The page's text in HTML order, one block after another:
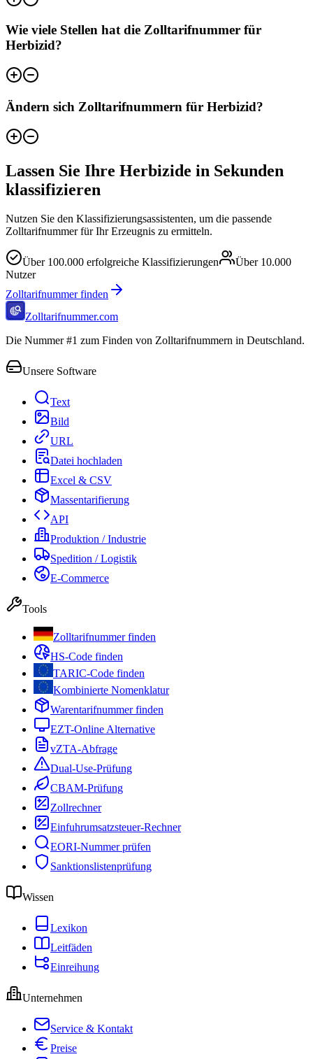
Wie viele Stellen hat die Zolltarifnummer für
Herbizid?
Ändern sich Zolltarifnummern für Herbizid?
Lassen Sie Ihre Herbizide in Sekunden
klassifizieren
Nutzen Sie den Klassifizierungsassistenten, um die passende
Zolltarifnummer für Ihr Erzeugnis zu ermitteln.
Über 100.000 erfolgreiche Klassifizierungen Über 10.000
Nutzer
Zolltarifnummer finden
Zolltarifnummer.com
Die Nummer #1 zum Finden von Zolltarifnummern in Deutschland.
Unsere Software
Text
Bild
URL
Datei hochladen
Excel & CSV
Massentarifierung
API
Produktion / Industrie
Spedition / Logistik
E-Commerce
Tools
Zolltarifnummer finden
HS-Code finden
TARIC-Code finden
Kombinierte Nomenklatur
Warentarifnummer finden
EZT-Online Alternative
vZTA-Abfrage
Dual-Use-Prüfung
CBAM-Prüfung
Zollrechner
Einfuhrumsatzsteuer-Rechner
EORI-Nummer prüfen
Sanktionslistenprüfung
Wissen
Lexikon
Leitfäden
Einreihung
Unternehmen
Service & Kontakt
Preise